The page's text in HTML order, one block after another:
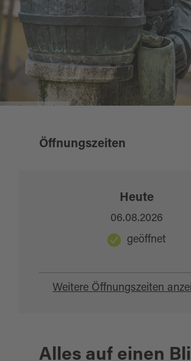
Öffnungszeiten
Weitere Öffnungszeiten
Heute
06.08.2026
geöffnet
Alles auf einen